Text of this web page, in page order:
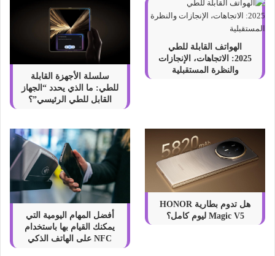
الهواتف القابلة للطي
2025: الاتجاهات، الإنجازات
والنظرة المستقبلية
سلسلة الأجهزة القابلة
للطي: ما الذي يحدد “الجهاز
القابل للطي الرئيسي”؟
هل تدوم بطارية HONOR
Magic V5 ليوم كامل؟
أفضل المهام اليومية التي
يمكنك القيام بها باستخدام
NFC على الهاتف الذكي